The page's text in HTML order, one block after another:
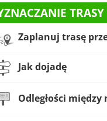
TRASY
Zaplanuj trasę
Jak dojadę
Odległości